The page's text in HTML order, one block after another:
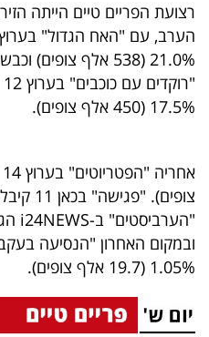
הכלכלי
פודקאסט
40
40
שיתופי
פעולה
רצועת הפריים טיים הייתה
21.0% (538 אלף
17.5% (450 אלף צופים).
1.05% (19.7 אלף צופים).